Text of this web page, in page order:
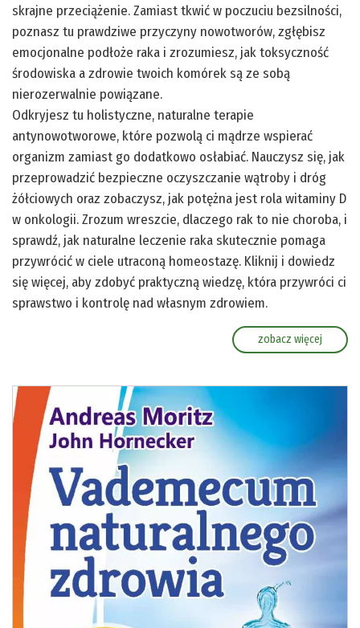
skrajne przeciążenie. Zamiast tkwić w poczuciu bezsilności,
poznasz tu prawdziwe przyczyny nowotworów, zgłębisz
emocjonalne podłoże raka i zrozumiesz, jak toksyczność
środowiska a zdrowie twoich komórek są ze sobą
nierozerwalnie powiązane.
Odkryjesz tu holistyczne, naturalne terapie
antynowotworowe, które pozwolą ci mądrze wspierać
organizm zamiast go dodatkowo osłabiać. Nauczysz się, jak
przeprowadzić bezpieczne oczyszczanie wątroby i dróg
żółciowych oraz zobaczysz, jak potężna jest rola witaminy D
w onkologii. Zrozum wreszcie, dlaczego rak to nie choroba, i
sprawdź, jak naturalne leczenie raka skutecznie pomaga
przywrócić w ciele utraconą homeostazę. Kliknij i dowiedz
się więcej, aby zdobyć praktyczną wiedzę, która przywróci ci
sprawstwo i kontrolę nad własnym zdrowiem.
zobacz więcej